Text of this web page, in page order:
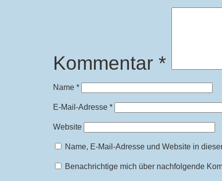
Kommentar *
Name *
E-Mail-Adresse *
Website
Name, E-Mail-Adresse und Website in
Benachrichtige mich über nachfolgende